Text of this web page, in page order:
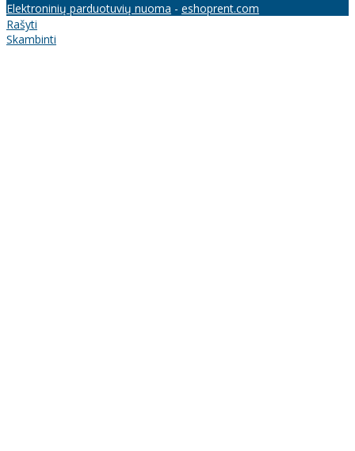
Elektroninių parduotuvių nuoma - eshoprent.com
Rašyti
Skambinti